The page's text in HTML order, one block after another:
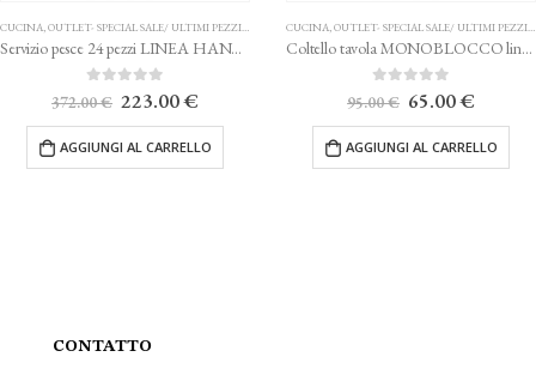
SPECIAL SALE/ ULTIMI PEZZI,POSATE
Servizio pesce 24 pezzi LINEA HANNAH SAMBONET
originale
era:
372.00 €.
223.00€ Il
attuale
è:
223.00 €.
AL CARRELLO
CUCINA, OUTLET- SPECIAL SALE/ ULTIMI PEZZI,POSATE
Coltello tavola MONOBLOCCO linea Ruban Croisé SAMBONET
originale
era:
95.00 €.
65.00€Il
attuale
è:
65.00 €.
AGGIUNGI AL CARRELLO
CUCINA,
CONTATTO